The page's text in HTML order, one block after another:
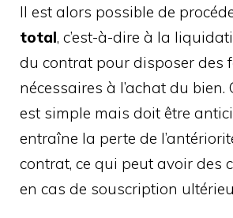
Il est alors possible de
total, c’est-à-dire à la
du contrat pour disposer des
nécessaires à l’achat du bien.
est simple mais doit être
entraîne la perte de
contrat, ce qui peut avoir des
en cas de souscription